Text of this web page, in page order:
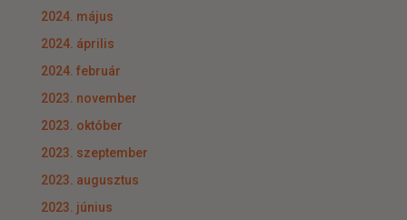
2024. május
2024. április
2024. február
2023. november
2023. október
2023. szeptember
2023. augusztus
2023. június